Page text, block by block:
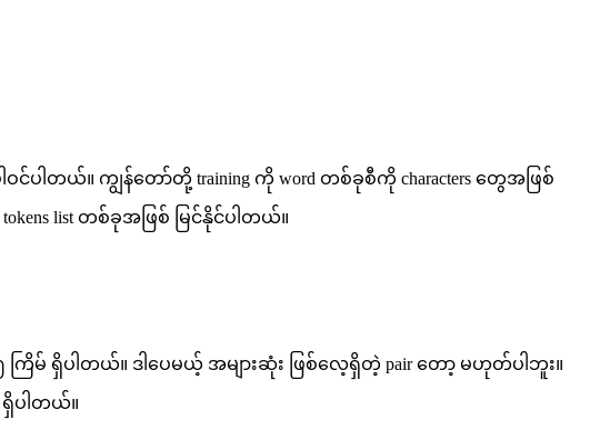
ဝင်ပါတယ်။ ကျွန်တော်တို့ training ကို word တစ်ခုစီကို characters တွေအဖြစ်
list တစ်ခုအဖြစ် မြင်နိုင်ပါတယ်။
၁၅ ကြိမ် ရှိပါတယ်။ ဒါပေမယ့် အများဆုံး ဖြစ်လေ့ရှိတဲ့ pair တော့ မဟုတ်ပါဘူး။
ရှိပါတယ်။